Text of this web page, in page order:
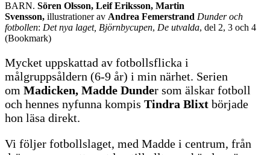
BARN. Sören Olsson, Leif Eriksson, Martin
Svensson, illustrationer av Andrea Femerstrand Dunder och
fotbollen: Det nya laget, Björnbycupen, De utvalda, del 2, 3 och 4
(Bookmark)
Mycket uppskattad av fotbollsflicka i
målgruppsåldern (6-9 år) i min närhet. Serien
om Madicken, Madde Dunder som älskar fotboll
och hennes nyfunna kompis Tindra Blixt började
hon läsa direkt.
Vi följer fotbollslaget, med Madde i centrum, från